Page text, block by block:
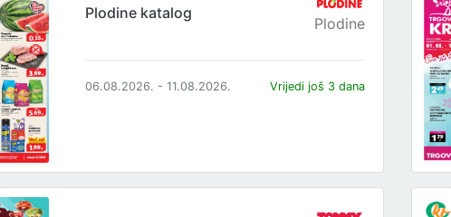
Plodine katalog
Plodine
06.08.2026. - 11.08.2026. Vrijedi još 3 dana